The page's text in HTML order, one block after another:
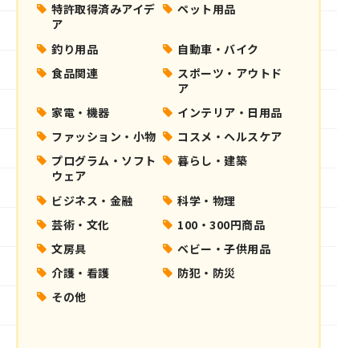
特許取得済みアイデ
ア
ペット用品
釣り用品
自動車・バイク
食品関連
スポーツ・アウトド
ア
家電・機器
インテリア・日用品
ファッション・小物
コスメ・ヘルスケア
プログラム・ソフト
ウェア
暮らし・建築
ビジネス・金融
科学・物理
芸術・文化
100・300円商品
文房具
ベビー・子供用品
介護・看護
防犯・防災
その他